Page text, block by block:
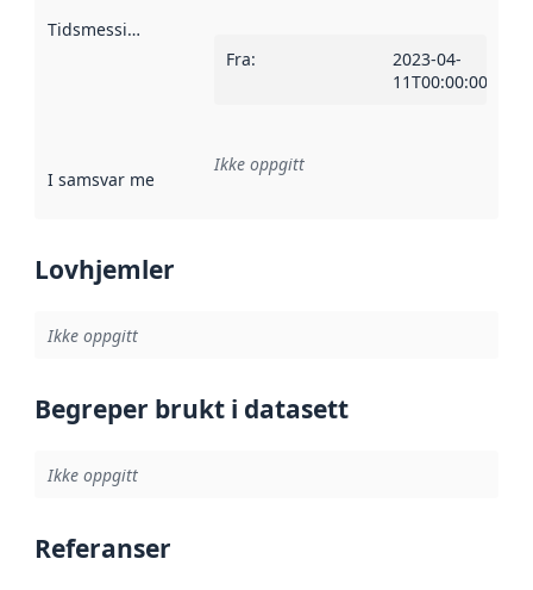
Tidsmessig avgrensning
Fra:
2023-04-
11T00:00:00Z
I samsvar med Referanse til en implementasjonsregel
Ikke oppgitt
Lovhjemler
Ikke oppgitt
Begreper brukt i datasett
Ikke oppgitt
Referanser